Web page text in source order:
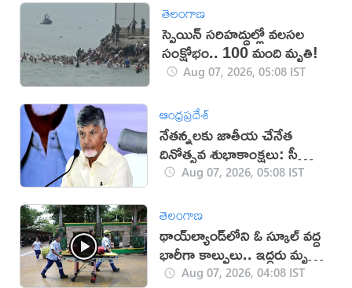
తెలంగాణ
స్పెయిన్ సరిహద్దుల్లో వలసల
సంక్షోభం.. 100 మంది మృతి!
Aug 07, 2026, 05:08 IST
ఆంధ్రప్రదేశ్
నేతన్నలకు జాతీయ చేనేత
దినోత్సవ శుభాకాంక్షలు: సీఎం
చంద్రబాబు
Aug 07, 2026, 05:08 IST
తెలంగాణ
థాయ్‌ల్యాండ్‌లోని ఓ స్కూల్‌ వద్ద
భారీగా కాల్పులు.. ఇద్దరు మృతి
(వీడియో)
Aug 07, 2026, 04:08 IST